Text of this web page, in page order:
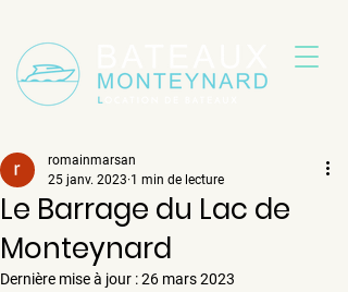
Le Barrage du Lac de
Monteynard
romainmarsan
25 janv. 2023 1 min de lecture
Dernière mise à jour :26 mars 2023